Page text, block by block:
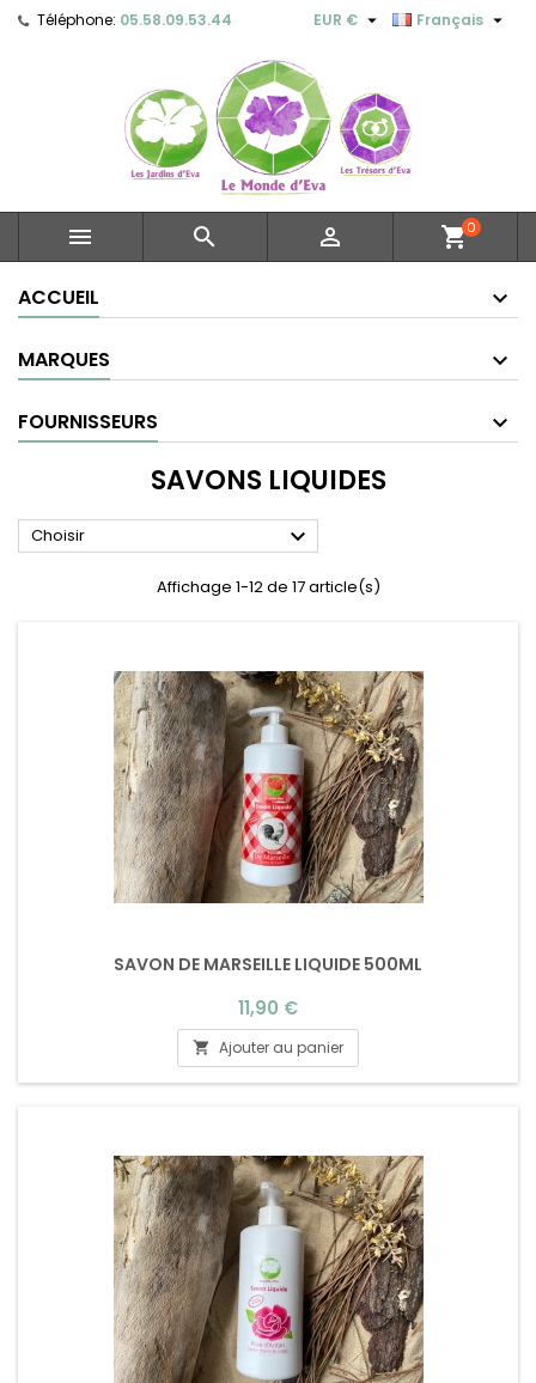
Téléphone: 05.58.09.53.44 Français 
EUR € 
   shopping_cart0
ACCUEIL
MARQUES
FOURNISSEURS
SAVONS LIQUIDES
Choisir 
Affichage 1-12 de 17 article(s)
SAVON DE MARSEILLE LIQUIDE 500ML
Prix
11,90 €
 Ajouter au panier